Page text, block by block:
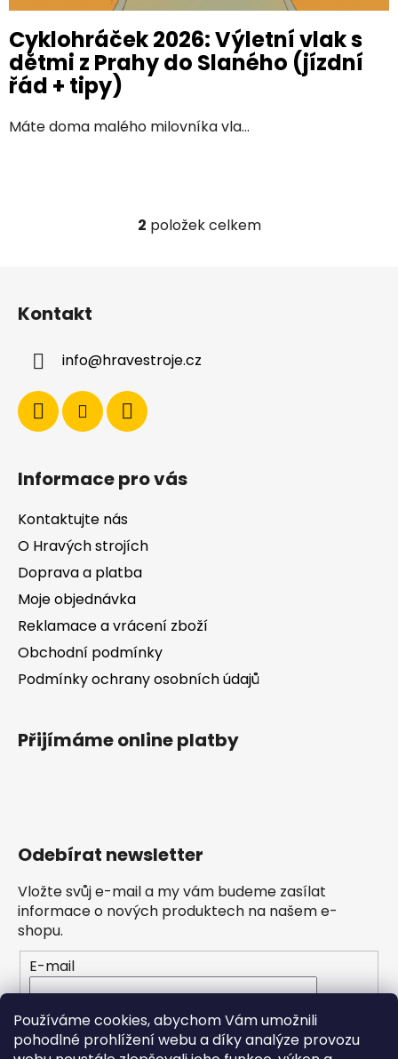
Používáme cookies, abychom Vám umožnili
pohodlné prohlížení webu a díky analýze provozu
Cyklohráček 2026: Výletní vlak s
dětmi z Prahy do Slaného (jízdní
řád + tipy)
Máte doma malého milovníka vla...
O
c
í
2 položek celkem
Kontakt
info@hravestroje.cz
Informace pro vás
Kontaktujte nás
O Hravých strojích
Doprava a platba
Moje objednávka
Reklamace a vrácení zboží
Obchodní podmínky
Podmínky ochrany osobních údajů
Přijímáme online platby
Odebírat newsletter
Vložte svůj e-mail a my vám budeme zasílat
informace o nových produktech na našem e-
shopu.
E-mail
Vložením e-mailu souhlasíte s podmínkami
ochrany osobních údajů